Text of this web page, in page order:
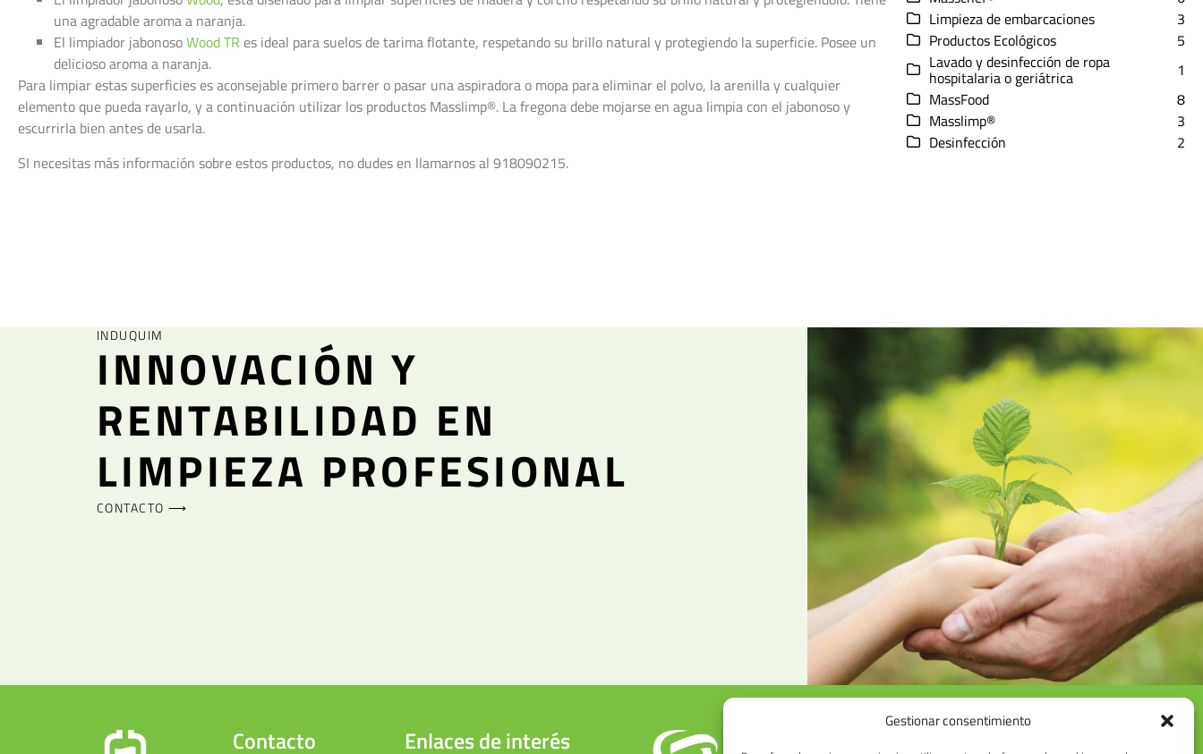
Gestionar consentimiento
una agradable aroma a naranja.
El limpiador jabonosoWood TR es ideal para suelos de tarima flotante, respetando su brillo natural y protegiendo la superficie. Posee un
delicioso aroma a naranja.
Para limpiar estas superficies es aconsejable primero barrer o pasar una aspiradora o mopa para eliminar el polvo, la arenilla y cualquier
elemento que pueda rayarlo, y a continuación utilizar los productos Masslimp®. La fregona debe mojarse en agua limpia con el jabonoso y
escurrirla bien antes de usarla.
SI necesitas más información sobre estos productos, no dudes en llamarnos al 918090215.
Limpieza de embarcaciones
3
Productos Ecológicos
5
Lavado y desinfección de ropa
hospitalaria o geriátrica
1
MassFood
8
Masslimp®
3
Desinfección
2
INDUQUIM
INNOVACIÓN Y
RENTABILIDAD EN
LIMPIEZA PROFESIONAL
CONTACTO ⟶
Contacto Enlaces de interés